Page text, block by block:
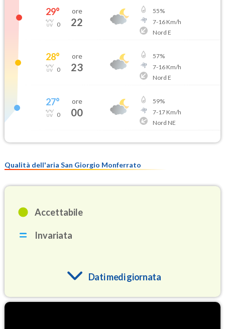
29°
0
ore
22
55%
7-16Km/h
Nord E
28°
0
ore
23
57%
7-16Km/h
Nord E
27°
0
ore
00
59%
7-17Km/h
Nord NE
Qualità dell'aria San Giorgio Monferrato
Accettabile
Invariata
Dati medi giornata